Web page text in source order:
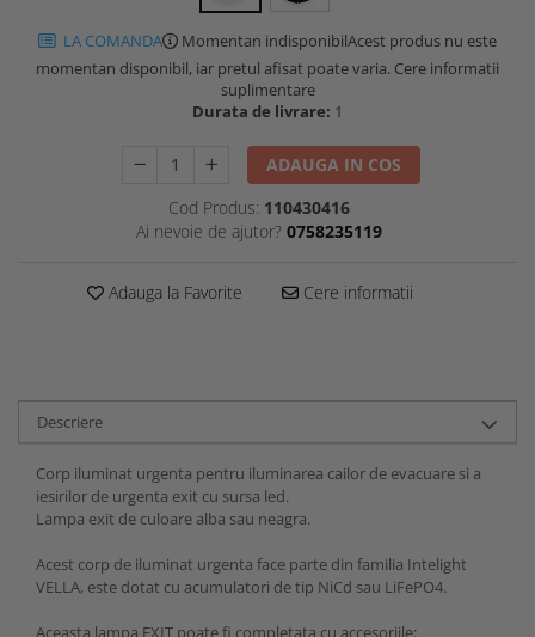
LA COMANDA Momentan indisponibilAcest produs nu este
momentan disponibil, iar pretul afisat poate varia. Cere informatii
suplimentare
Durata de livrare: 1
ADAUGA IN COS
Cod Produs: 110430416
Ai nevoie de ajutor? 0758235119
Adauga la Favorite Cere informatii
Descriere
Corp iluminat urgenta pentru iluminarea cailor de evacuare si a
iesirilor de urgenta exit cu sursa led.
Lampa exit de culoare alba sau neagra.
Acest corp de iluminat urgenta face parte din familia Intelight
VELLA, este dotat cu acumulatori de tip NiCd sau LiFePO4.
Aceasta lampa EXIT poate fi completata cu accesoriile: